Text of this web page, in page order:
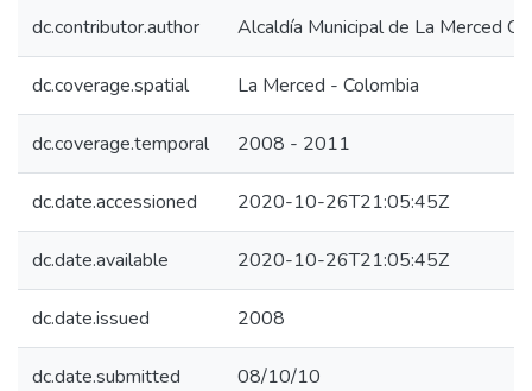
dc.contributor.author Alcaldía Municipal de La Merced
dc.coverage.spatial La Merced - Colombia
dc.coverage.temporal 2008 - 2011
dc.date.accessioned 2020-10-26T21:05:45Z
dc.date.available 2020-10-26T21:05:45Z
dc.date.issued 2008
dc.date.submitted 08/10/10